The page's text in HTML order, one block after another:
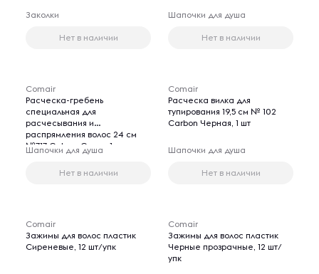
Заколки
Нет в наличии
Шапочки для душа
Нет в наличии
Comair
Расческа-гребень
специальная для
расчесывания и
распрямления волос 24 см
№717 Celcon Синяя, 1 шт
Шапочки для душа
Нет в наличии
Comair
Расческа вилка для
тупирования 19,5 см № 102
Carbon Черная, 1 шт
Шапочки для душа
Нет в наличии
Comair
Зажимы для волос пластик
Сиреневые, 12 шт/упк
Comair
Зажимы для волос пластик
Черные прозрачные, 12 шт/
упк